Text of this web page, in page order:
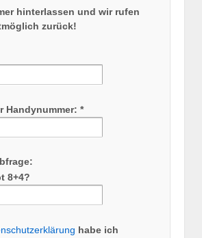
hinterlassen und wir rufen
zurück!
Handynummer: *
8+4?
habe ich